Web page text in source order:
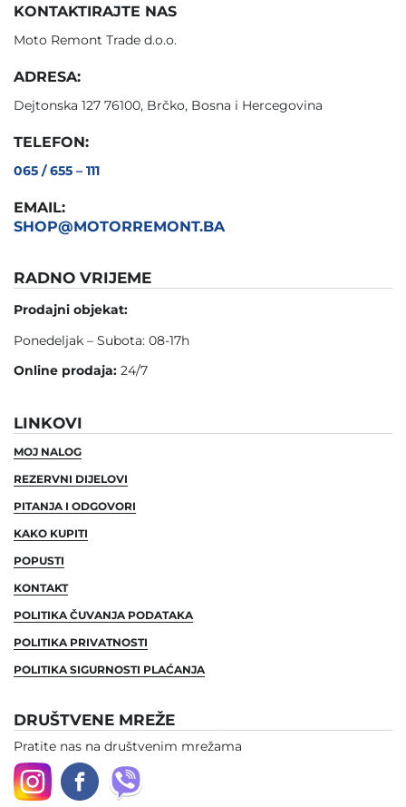
KONTAKTIRAJTE NAS
Moto Remont Trade d.o.o.
ADRESA:
Dejtonska 127 76100, Brčko, Bosna i Hercegovina
TELEFON:
065 / 655 – 111
EMAIL:
SHOP@MOTORREMONT.BA
RADNO VRIJEME
Prodajni objekat:
Ponedeljak – Subota: 08-17h
Online prodaja: 24/7
LINKOVI
MOJ NALOG
REZERVNI DIJELOVI
PITANJA I ODGOVORI
KAKO KUPITI
POPUSTI
KONTAKT
POLITIKA ČUVANJA PODATAKA
POLITIKA PRIVATNOSTI
POLITIKA SIGURNOSTI PLAĆANJA
DRUŠTVENE MREŽE
Pratite nas na društvenim mrežama